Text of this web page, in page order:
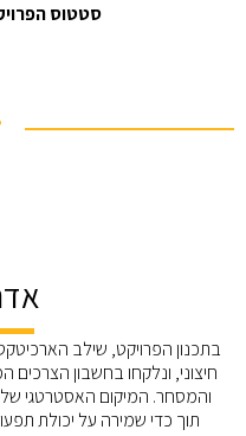
סטטוס
בתכנון הפרויקט, שילב
חיצוני, ונלקחו בחשבון
והמסחר. המיקום האסטרטגי
תוך כדי שמירה על יכולת